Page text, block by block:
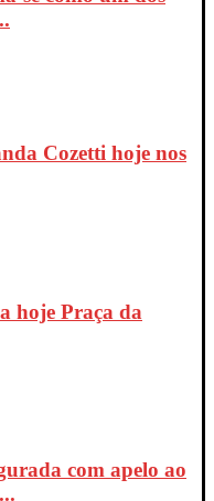
Cozetti hoje nos
hoje Praça da
com apelo ao